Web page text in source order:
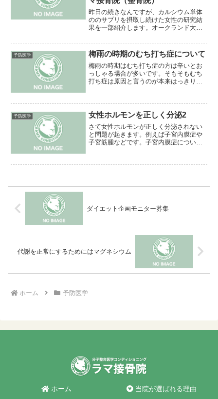
昨日の続きなんですが、カルシウム単体
ののサプリを摂取し続けた女性の研究結
果を一部紹介します。オークランド大学
を摂取している高齢女性を対象にデータ
を取ったら心臓血管疾患のリスクが高ま
ることが分かってき...
予防医学 梅雨の時期のむち打ち症について
梅雨の時期はむち打ち症の方は辛いとお
っしゃる場合が多いです。そもそもむち
打ち症は原因と言うのが本来はっきり分
期になると湿度も上がりますし、不快度
指数が上がります。問題は...
予防医学 女性ホルモンを正しく分泌2
さて女性ホルモンが正しく分泌されない
と問題が起きます。例えば子宮内膜症や
子宮筋腫などです。子宮内膜症について
す。受精卵が着床する時に必要な組織で
ダイエット企画モニター募集
代謝を正常にするためにはマグネシウム
ホーム 予防医学
ホーム 当院が選ばれる理由